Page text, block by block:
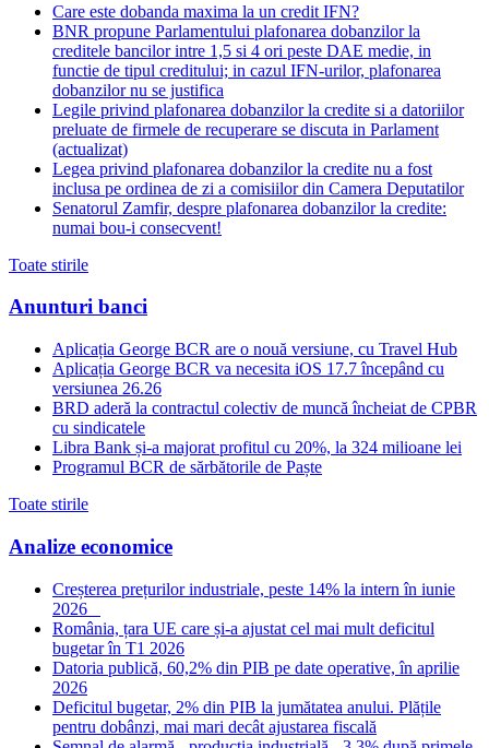
Care este dobanda maxima la un credit IFN?
BNR propune Parlamentului plafonarea dobanzilor la
creditele bancilor intre 1,5 si 4 ori peste DAE medie, in
functie de tipul creditului; in cazul IFN-urilor, plafonarea
dobanzilor nu se justifica
Legile privind plafonarea dobanzilor la credite si a datoriilor
preluate de firmele de recuperare se discuta in Parlament
(actualizat)
Legea privind plafonarea dobanzilor la credite nu a fost
inclusa pe ordinea de zi a comisiilor din Camera Deputatilor
Senatorul Zamfir, despre plafonarea dobanzilor la credite:
numai bou-i consecvent!
Toate stirile
Anunturi banci
Aplicația George BCR are o nouă versiune, cu Travel Hub
Aplicația George BCR va necesita iOS 17.7 începând cu
versiunea 26.26
BRD aderă la contractul colectiv de muncă încheiat de CPBR
cu sindicatele
Libra Bank și-a majorat profitul cu 20%, la 324 milioane lei
Programul BCR de sărbătorile de Paște
Toate stirile
Analize economice
Creșterea prețurilor industriale, peste 14% la intern în iunie
2026
România, țara UE care și-a ajustat cel mai mult deficitul
bugetar în T1 2026
Datoria publică, 60,2% din PIB pe date operative, în aprilie
2026
Deficitul bugetar, 2% din PIB la jumătatea anului. Plățile
pentru dobânzi, mai mari decât ajustarea fiscală